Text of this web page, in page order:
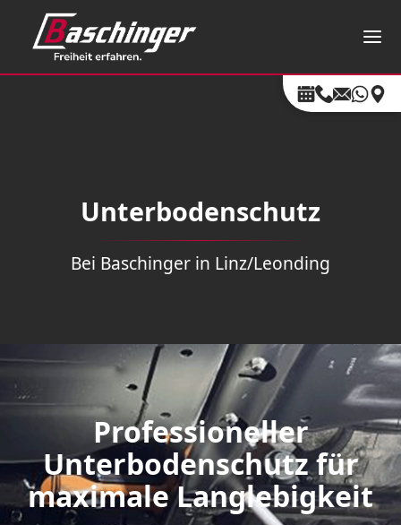
Unterbodenschutz
Bei Baschinger in Linz/Leonding
Professioneller
Unterbodenschutz für
maximale Langlebigkeit